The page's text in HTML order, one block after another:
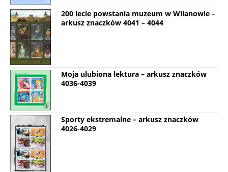
200 lecie powstania muzeum w Wilanowie –
arkusz znaczków 4041 – 4044
Moja ulubiona lektura – arkusz znaczków
4036-4039
Sporty ekstremalne – arkusz znaczków
4026-4029